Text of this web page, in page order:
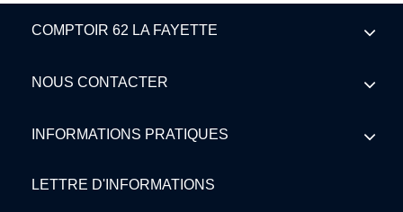
COMPTOIR 62 LA FAYETTE
NOUS CONTACTER
INFORMATIONS PRATIQUES
LETTRE D'INFORMATIONS